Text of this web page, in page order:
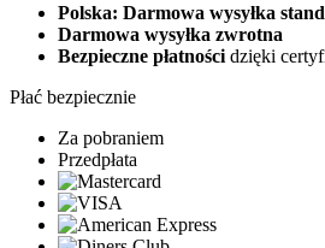
Polska: Darmowa wysyłka
Darmowa wysyłka zwrotna
Bezpieczne płatności dzięki
Płać bezpiecznie
Za pobraniem
Przedpłata